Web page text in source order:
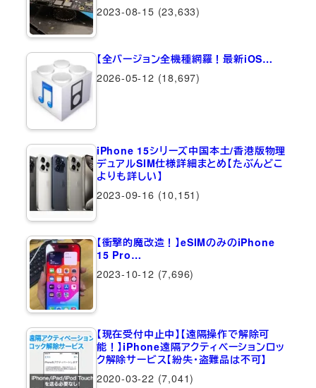
2023-08-15 (23,633)
【全バージョン全機種網羅！最新iOS…
2026-05-12 (18,697)
iPhone 15シリーズ中国本土/香港版物理
デュアルSIM仕様詳細まとめ【たぶんどこ
よりも詳しい】
2023-09-16 (10,151)
【衝撃的魔改造！】eSIMのみのiPhone
15 Pro…
2023-10-12 (7,696)
【現在受付中止中】【遠隔操作で解除可
能！】iPhone遠隔アクティベーションロッ
ク解除サービス【紛失・盗難品は不可】
2020-03-22 (7,041)